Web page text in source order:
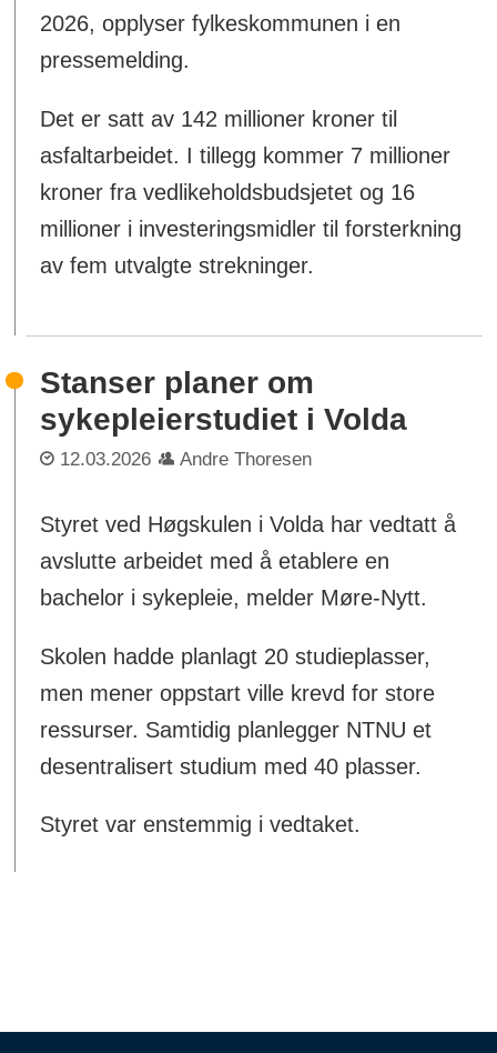
2026, opplyser fylkeskommunen i en
pressemelding.
Det er satt av 142 millioner kroner til
asfaltarbeidet. I tillegg kommer 7 millioner
kroner fra vedlikeholdsbudsjetet og 16
millioner i investeringsmidler til forsterkning
av fem utvalgte strekninger.
Stanser planer om
sykepleierstudiet i Volda
12.03.2026 Andre Thoresen
Styret ved Høgskulen i Volda har vedtatt å
avslutte arbeidet med å etablere en
bachelor i sykepleie, melder Møre-Nytt.
Skolen hadde planlagt 20 studieplasser,
men mener oppstart ville krevd for store
ressurser. Samtidig planlegger NTNU et
desentralisert studium med 40 plasser.
Styret var enstemmig i vedtaket.